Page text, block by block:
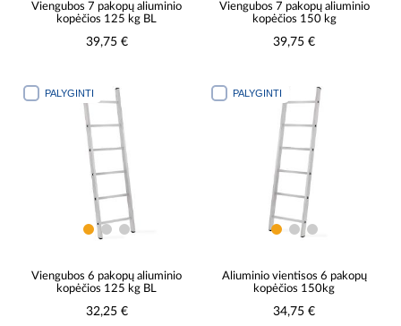
Viengubos 7 pakopų aliuminio
kopėčios 125 kg BL
39,75 €
Viengubos 7 pakopų aliuminio
kopėčios 150 kg
39,75 €
PALYGINTI
Viengubos 6 pakopų aliuminio
kopėčios 125 kg BL
32,25 €
PALYGINTI
Aliuminio vientisos 6 pakopų
kopėčios 150kg
34,75 €